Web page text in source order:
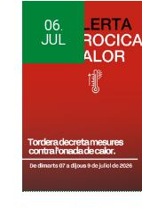
06.
JUL